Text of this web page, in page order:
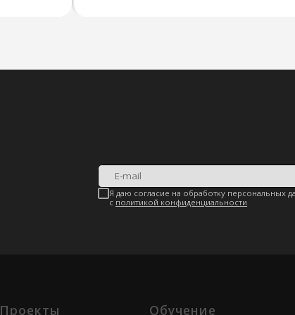
Я даю согласие на обработку персональных данных и соглашаюсь
Проекты Обучение